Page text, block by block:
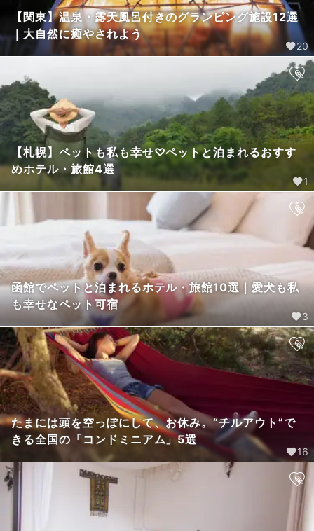
【関東】温泉・露天風呂付きのグランピング施設12選
｜大自然に癒やされよう
20
【札幌】ペットも私も幸せ♡ペットと泊まれるおすす
めホテル・旅館4選
1
函館でペットと泊まれるホテル・旅館10選｜愛犬も私
も幸せなペット可宿
3
たまには頭を空っぽにして、お休み。“チルアウト”で
きる全国の「コンドミニアム」5選
16